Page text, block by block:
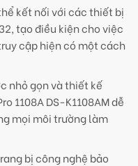
kết nối với các thiết bị
tạo điều kiện cho việc
cập hiện có một cách
nhỏ gọn và thiết kế
1108A DS-K1108AM dễ
mọi môi trường làm
bị công nghệ bảo